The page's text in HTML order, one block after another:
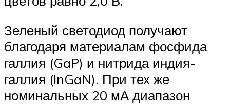
Зеленый светодиод получают
благодаря материалам фосфида
галлия (GaP) и нитрида индия-
галлия (InGaN). При тех же
номинальных 20 мА диапазон